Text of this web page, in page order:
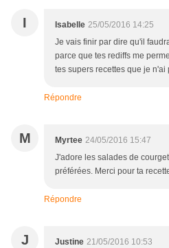
I Isabelle 25/05/2016 14:25
Je vais finir par dire qu'il
parce que tes rediffs me
tes supers recettes que je
Répondre
M Myrtee 24/05/2016 15:47
J'adore les salades de
préférées. Merci pour ta
Répondre
J Justine 21/05/2016 10:53